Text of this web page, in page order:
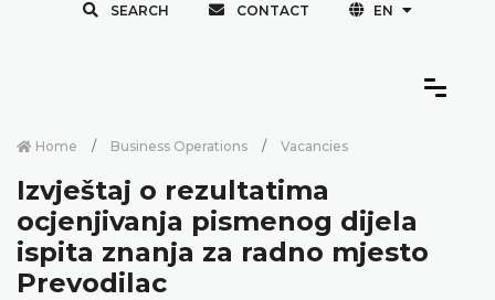
SEARCH CONTACT EN
Home Business Operations Vacancies
Izvještaj o rezultatima
ocjenjivanja pismenog dijela
ispita znanja za radno mjesto
Prevodilac